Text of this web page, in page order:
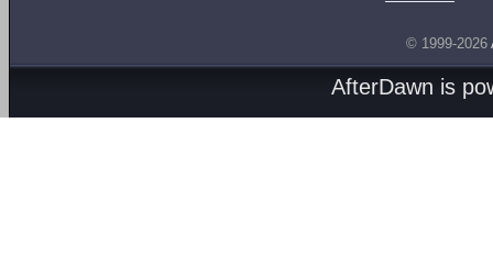
© 1999-2026
AfterDawn is